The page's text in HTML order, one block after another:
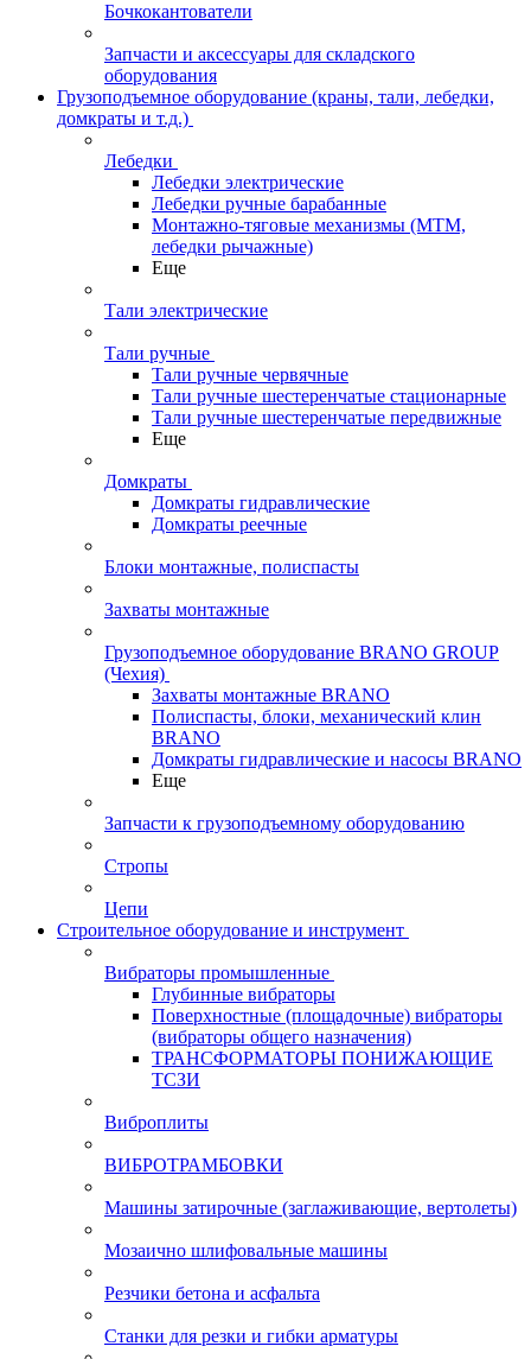
Бочкокантователи
Запчасти и аксессуары для складского
оборудования
Грузоподъемное оборудование (краны, тали, лебедки,
домкраты и т.д.)
Лебедки
Лебедки электрические
Лебедки ручные барабанные
Монтажно-тяговые механизмы (МТМ,
лебедки рычажные)
Еще
Тали электрические
Тали ручные
Тали ручные червячные
Тали ручные шестеренчатые стационарные
Тали ручные шестеренчатые передвижные
Еще
Домкраты
Домкраты гидравлические
Домкраты реечные
Блоки монтажные, полиспасты
Захваты монтажные
Грузоподъемное оборудование BRANO GROUP
(Чехия)
Захваты монтажные BRANO
Полиспасты, блоки, механический клин
BRANO
Домкраты гидравлические и насосы BRANO
Еще
Запчасти к грузоподъемному оборудованию
Стропы
Цепи
Строительное оборудование и инструмент
Вибраторы промышленные
Глубинные вибраторы
Поверхностные (площадочные) вибраторы
(вибраторы общего назначения)
ТРАНСФОРМАТОРЫ ПОНИЖАЮЩИЕ
ТСЗИ
Виброплиты
ВИБРОТРАМБОВКИ
Машины затирочные (заглаживающие, вертолеты)
Мозаично шлифовальные машины
Резчики бетона и асфальта
Станки для резки и гибки арматуры